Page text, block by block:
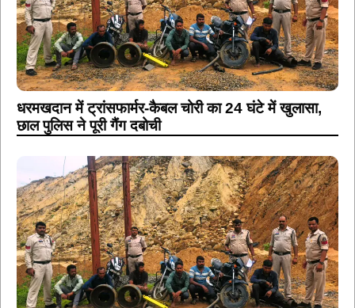
धरमखदान में ट्रांसफार्मर-कैबल चोरी का 24 घंटे में खुलासा,
छाल पुलिस ने पूरी गैंग दबोची